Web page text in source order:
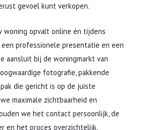
gevoel kunt verkopen.
woning opvalt online én tijdens
professionele presentatie en een
aansluit bij de woningmarkt van
fotografie, pakkende
die gericht is op de juiste
maximale zichtbaarheid en
we het contact persoonlijk, de
en het proces overzichtelijk.